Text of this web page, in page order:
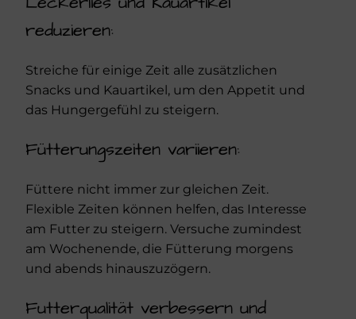
reduzieren:
Streiche für einige Zeit alle zusätzlichen
Snacks und Kauartikel, um den Appetit und
das Hungergefühl zu steigern.
Fütterungszeiten variieren:
Füttere nicht immer zur gleichen Zeit.
Flexible Zeiten können helfen, das Interesse
am Futter zu steigern. Versuche zumindest
am Wochenende, die Fütterung morgens
und abends hinauszuzögern.
Futterqualität verbessern und